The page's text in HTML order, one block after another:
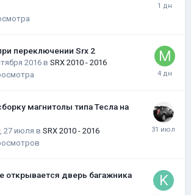
переключении Srx 2
2016 в SRX 2010 - 2016
магнитолы типа Тесла на
, 27 июля в SRX 2010 - 2016
открывается дверь багажника